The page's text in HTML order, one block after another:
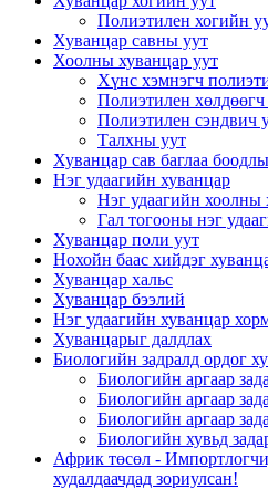
Полиэтилен хогийн
Хуванцар савны уут
Хоолны хуванцар уут
Хүнс хэмнэгч
Полиэтилен хөлдөөгч
Полиэтилен сэндвич
Талхны уут
Хуванцар сав баглаа
Нэг удаагийн хуванцар
Нэг удаагийн хоолны
Гал тогооны нэг
Хуванцар поли уут
Нохойн баас хийдэг
Хуванцар хальс
Хуванцар бээлий
Нэг удаагийн хуванцар
Хуванцарыг далдлах
Биологийн задралд ордог
Биологийн аргаар
Биологийн аргаар
Биологийн аргаар
Биологийн хувьд
Африк төсөл -
худалдаачдад зориулсан!